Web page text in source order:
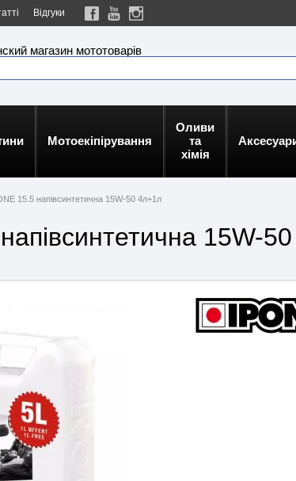
Відгуки
магазин мототоварів
Мотоекіпірування
Оливи
та
хімія
15.5 напівсинтетична 15W-50 4л+1л
15W-